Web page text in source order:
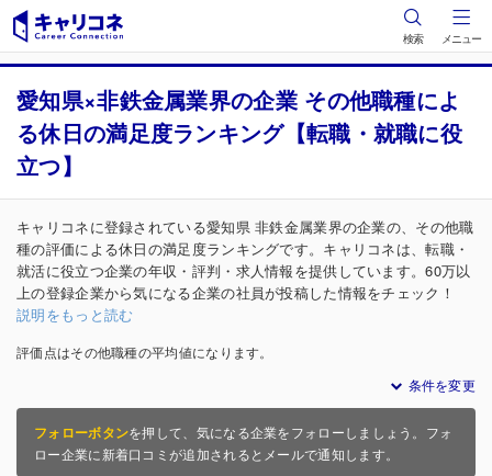
検索 メニュー
愛知県×非鉄金属業界の企業 その他職種によ
る休日の満足度ランキング【転職・就職に役
立つ】
キャリコネに登録されている愛知県 非鉄金属業界の企業の、その他職
種の評価による休日の満足度ランキングです。キャリコネは、転職・
就活に役立つ企業の年収・評判・求人情報を提供しています。60万以
上の登録企業から気になる企業の社員が投稿した情報をチェック！
説明をもっと読む
評価点はその他職種の平均値になります。
条件を変更
フォローボタンを押して、気になる企業をフォローしましょう。フォ
ロー企業に新着口コミが追加されるとメールで通知します。